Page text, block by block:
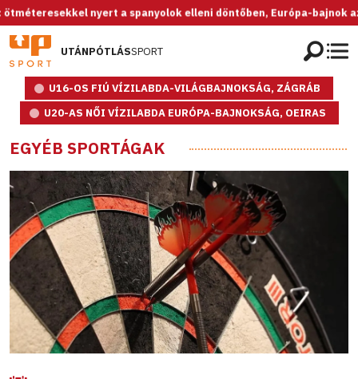
nyert a spanyolok elleni döntőben, Európa-bajnok az U20-as
UTÁNPÓTLÁSSPORT
U16-OS FIÚ VÍZILABDA-VILÁGBAJNOKSÁG, ZÁGRÁB
U20-AS NŐI VÍZILABDA EURÓPA-BAJNOKSÁG, OEIRAS
EGYÉB SPORTÁGAK